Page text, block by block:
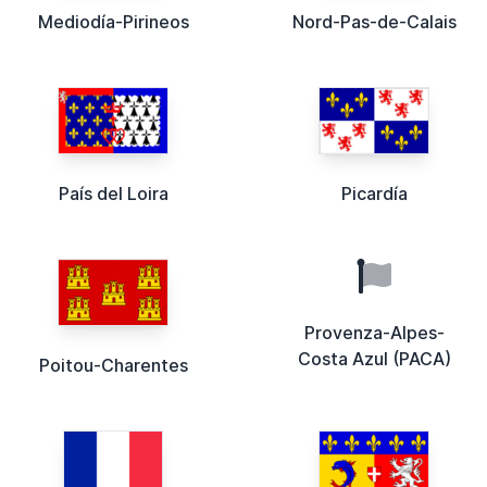
Mediodía-Pirineos Nord-Pas-de-Calais
País del Loira Picardía
Poitou-Charentes
Provenza-Alpes-
Costa Azul (PACA)